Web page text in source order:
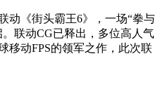
动《街头霸王6》，一场“拳与
联动CG已释出，多位高人气
移动FPS的领军之作，此次联